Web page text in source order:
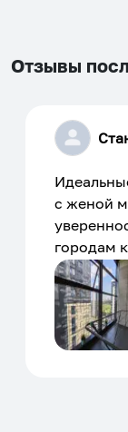
Отзывы
с женой
городам
только в
отличном
человек,